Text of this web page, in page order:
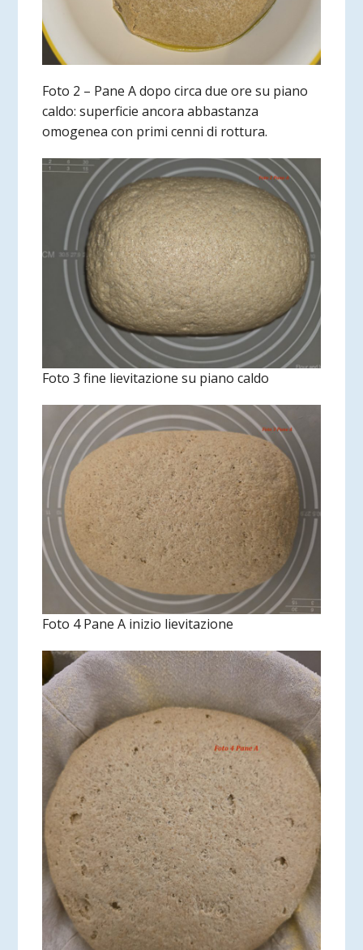
Foto 2 – Pane A dopo circa due ore su piano
caldo: superficie ancora abbastanza
omogenea con primi cenni di rottura.
Foto 3 fine lievitazione su piano caldo
Foto 4 Pane A inizio lievitazione